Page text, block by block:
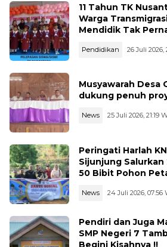
11 Tahun TK
Warga
Mendidik Tak
Pendidikan 26 Juli 2026,
Musyawarah Desa
dukung penuh
News 25 Juli 2026, 21:19
Peringati Harlah
Sijunjung
50 Bibit Pohon
News 24 Juli 2026, 07:56
Pendiri dan Juga
SMP Negeri 7
Begini Kisahnya !!